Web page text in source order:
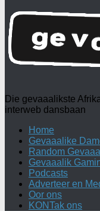
Die gevaaalikste
interweb dansbaan
Home
Gevaaalike
Random
Gevaaalik
Podcasts
Adverteer en
Oor ons
KONTak ons